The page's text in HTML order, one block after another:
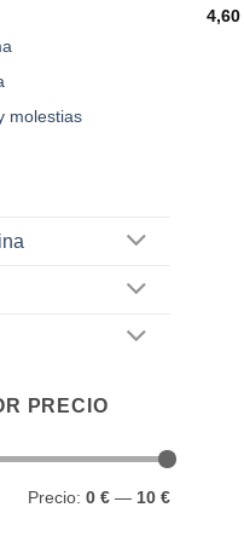
molestias
PRECIO
Precio: 0 € — 10 €
4,60